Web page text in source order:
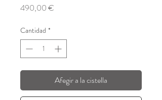
490,00 €
Cantidad *
Afegir a la cistella